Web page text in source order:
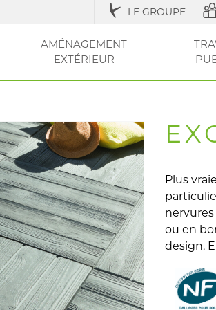
LE GROUPE
AMÉNAGEMENT
EXTÉRIEUR
Plus
nervures
ou en
design.